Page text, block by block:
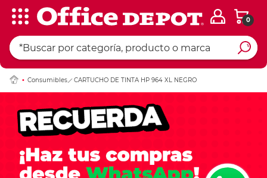
0
Consumibles CARTUCHO DE TINTA HP 964 XL NEGRO
Ingresar Codigo